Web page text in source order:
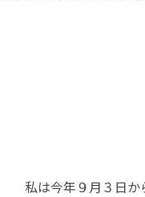
私は今年９月３日か